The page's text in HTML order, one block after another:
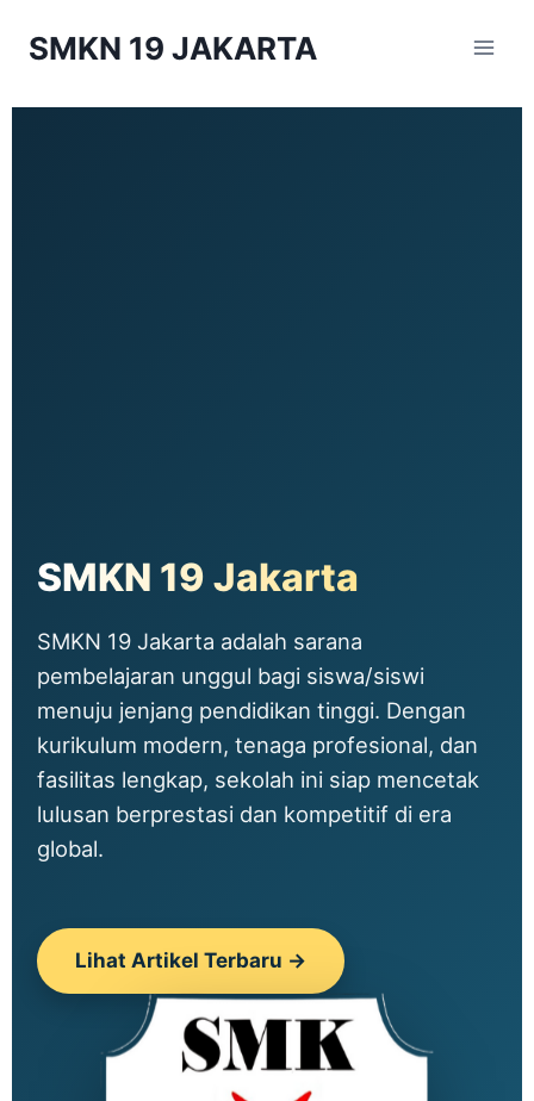
SMKN 19 JAKARTA
SMKN 19 Jakarta
SMKN 19 Jakarta adalah sarana
pembelajaran unggul bagi siswa/siswi
menuju jenjang pendidikan tinggi. Dengan
kurikulum modern, tenaga profesional, dan
fasilitas lengkap, sekolah ini siap mencetak
lulusan berprestasi dan kompetitif di era
global.
Lihat Artikel Terbaru →